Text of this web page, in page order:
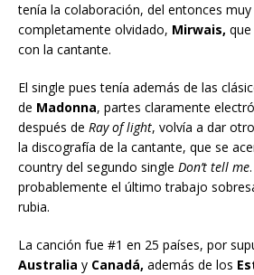
tenía la colaboración, del entonces
completamente olvidado, Mirwais,
con la cantante.
El single pues tenía además de las
de Madonna, partes claramente
después de Ray of light, volvía a dar
la discografía de la cantante, que se
country del segundo single Don’t tell me.
probablemente el último trabajo
rubia.
La canción fue #1 en 25 países, por
Australia y Canadá, además de los